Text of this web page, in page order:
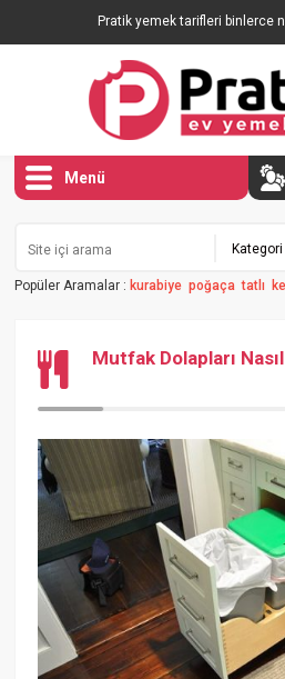
Pratik yemek tarifleri binlerce
Menü
Popüler Aramalar : kurabiye poğaça tatlı
Mutfak Dolapları